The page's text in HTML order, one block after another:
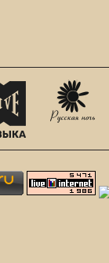
mymusictv